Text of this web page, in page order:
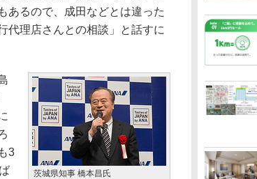
あるので、成田などとは違った
代理店さんとの相談」と話すに
茨城県知事 橋本昌氏
3